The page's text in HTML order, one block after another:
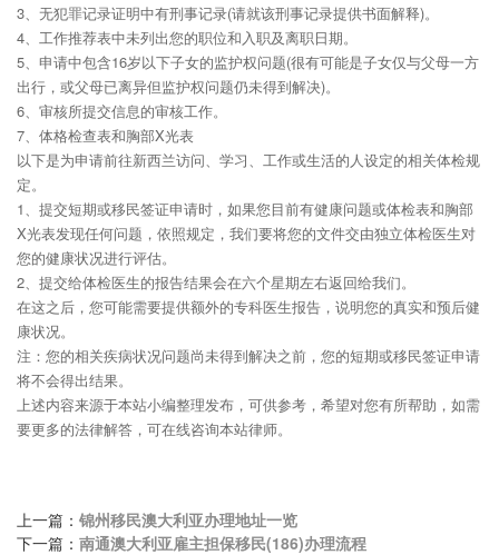
3、无犯罪记录证明中有刑事记录(请就该刑事记录提供书面解释)。
4、工作推荐表中未列出您的职位和入职及离职日期。
5、申请中包含16岁以下子女的监护权问题(很有可能是子女仅与父母一方
出行，或父母已离异但监护权问题仍未得到解决)。
6、审核所提交信息的审核工作。
7、体格检查表和胸部X光表
以下是为申请前往新西兰访问、学习、工作或生活的人设定的相关体检规
定。
1、提交短期或移民签证申请时，如果您目前有健康问题或体检表和胸部
X光表发现任何问题，依照规定，我们要将您的文件交由独立体检医生对
您的健康状况进行评估。
2、提交给体检医生的报告结果会在六个星期左右返回给我们。
在这之后，您可能需要提供额外的专科医生报告，说明您的真实和预后健
康状况。
注：您的相关疾病状况问题尚未得到解决之前，您的短期或移民签证申请
将不会得出结果。
上述内容来源于本站小编整理发布，可供参考，希望对您有所帮助，如需
要更多的法律解答，可在线咨询本站律师。
上一篇： 锦州移民澳大利亚办理地址一览
下一篇： 南通澳大利亚雇主担保移民(186)办理流程